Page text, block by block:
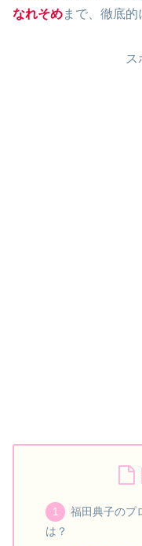
なれそめまで、徹底的
ス
福田典子のプ
は？